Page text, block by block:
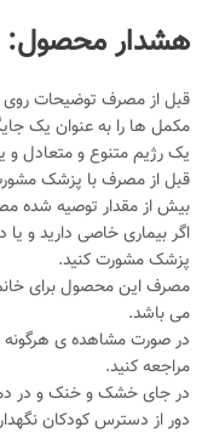
هشدار محصول:
قبل از مصرف توضیحات روی
مکمل ها را به عنوان یک
یک رژیم متنوع و متعادل و
قبل از مصرف با پزشک
بیش از مقدار توصیه شده
اگر بیماری خاصی دارید و
پزشک مشورت کنید.
می باشد.
در صورت مشاهده ی
مراجعه کنید.
در جای خشک و خنک و در
دور از دسترس کودکان